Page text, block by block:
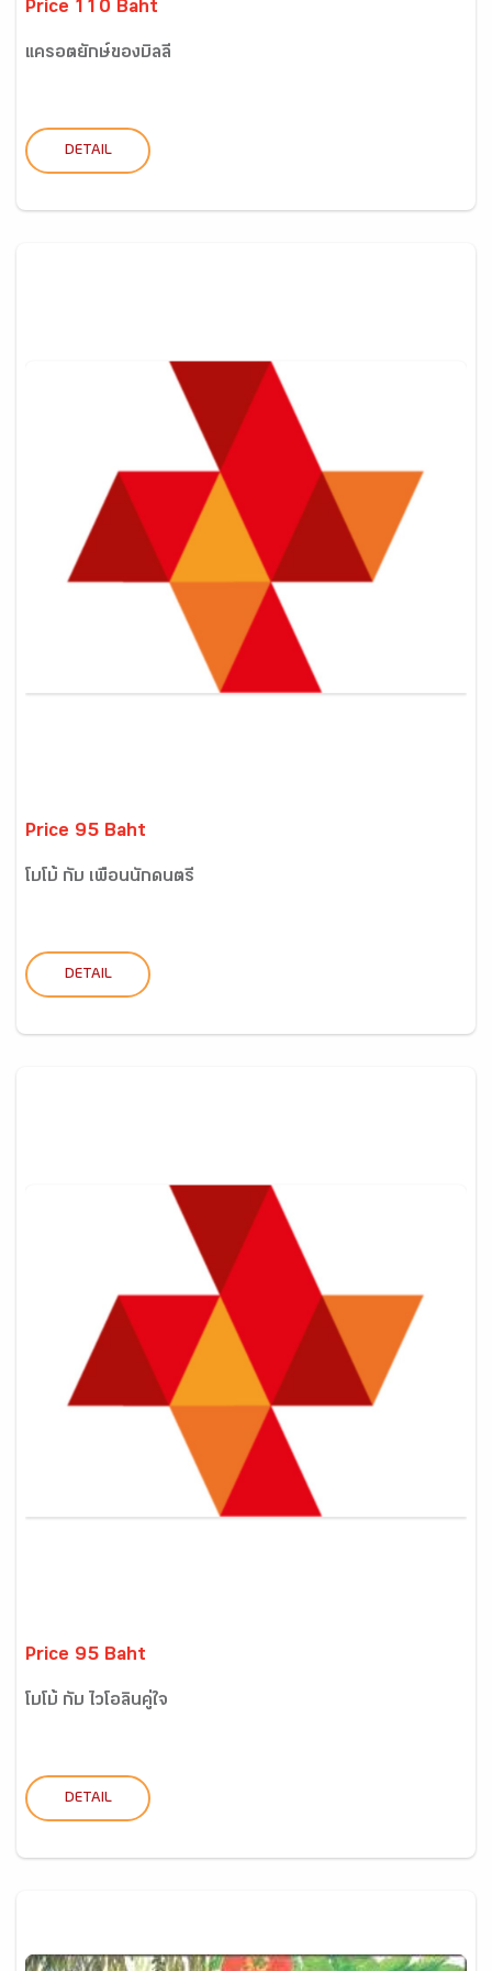
Price 110 Baht
แครอตยักษ์ของบิลลี่
DETAIL
Price 95 Baht
โบโบ้ กับ เพื่อนนักดนตรี
DETAIL
Price 95 Baht
โบโบ้ กับ ไวโอลินคู่ใจ
DETAIL